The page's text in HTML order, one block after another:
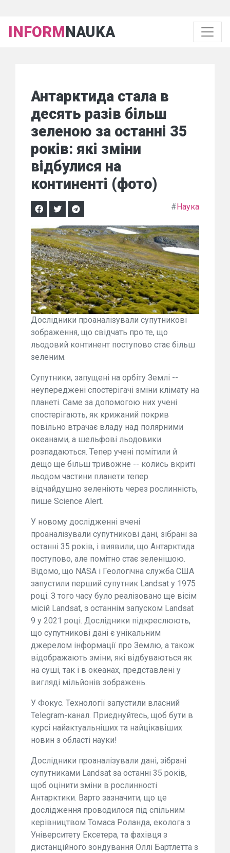
INFORMNAUKA
Антарктида стала в
десять разів більш
зеленою за останні 35
років: які зміни
відбулися на
континенті (фото)
#Наука
Дослідники проаналізували супутникові
зображення, що свідчать про те, що
льодовий континент поступово стає більш
зеленим.
Супутники, запущені на орбіту Землі --
неупереджені спостерігачі зміни клімату на
планеті. Саме за допомогою них учені
спостерігають, як крижаний покрив
повільно втрачає владу над полярними
океанами, а шельфові льодовики
розпадаються. Тепер учені помітили й
дещо ще більш тривожне -- колись вкриті
льодом частини планети тепер
відчайдушно зеленіють через рослинність,
пише Science Alert.
У новому дослідженні вчені
проаналізували супутникові дані, зібрані за
останні 35 років, і виявили, що Антарктида
поступово, але помітно стає зеленішою.
Відомо, що NASA і Геологічна служба США
запустили перший супутник Landsat у 1975
році. З того часу було реалізовано ще вісім
місій Landsat, з останнім запуском Landsat
9 у 2021 році. Дослідники підкреслюють,
що супутникові дані є унікальним
джерелом інформації про Землю, а також
відображають зміни, які відбуваються як
на суші, так і в океанах, представлені у
вигляді мільйонів зображень.
У Фокус. Технології запустили власний
Telegram-канал. Приєднуйтесь, щоб бути в
курсі найактуальніших та найцікавіших
новин з області науки!
Дослідники проаналізували дані, зібрані
супутниками Landsat за останні 35 років,
щоб оцінити зміни в рослинності
Антарктики. Варто зазначити, що це
дослідження проводилося під спільним
керівництвом Томаса Роланда, еколога з
Університету Ексетера, та фахівця з
дистанційного зондування Оллі Бартлетта з